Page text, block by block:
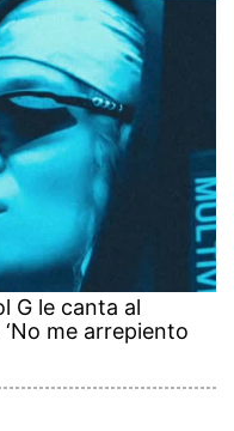
G le canta al
me arrepiento